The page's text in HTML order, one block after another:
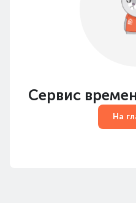
Сервис
На